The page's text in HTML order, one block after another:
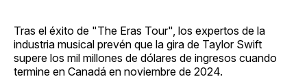
Tras el éxito de "The Eras Tour", los expertos de la
industria musical prevén que la gira de Taylor Swift
supere los mil millones de dólares de ingresos cuando
termine en Canadá en noviembre de 2024.